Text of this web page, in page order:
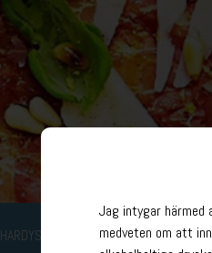
HARDYS NOTTAGE HILL CABERNET
Jag intygar
medveten om att